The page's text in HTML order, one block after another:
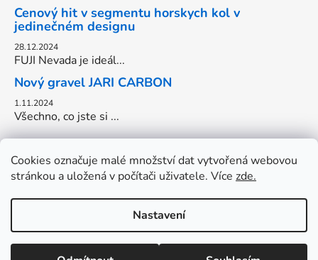
Cookies označuje malé množství dat vytvořená webovou
stránkou a uložená v počítači uživatele. Více zde.
Nastavení
Cenový hit v segmentu horskych kol v
jedinečném designu
28.12.2024
FUJI Nevada je ideál...
Nový gravel JARI CARBON
1.11.2024
Všechno, co jste si ...
Vytvořil Shoptet